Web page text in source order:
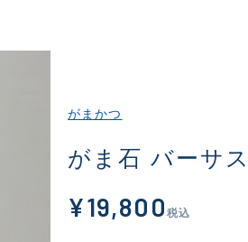
がまかつ
がま石 バーサ
¥19,800 税込